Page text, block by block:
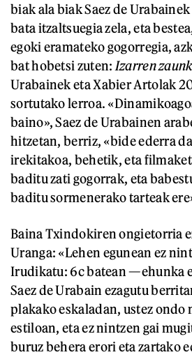
biak ala biak Saez de
bata itzaltsuegia zela, eta
egoki eramateko gogorregia,
bat hobetsi zuten: Izarren
Urabainek eta Xabier Artolak
sortutako lerroa.
baino», Saez de Urabainen
hitzetan, berriz, «bide ederra
irekitakoa, behetik, eta
baditu zati gogorrak, eta
baditu sormenerako tarteak
Baina Txindokiren ongietorria
Uranga: «Lehen egunean ez
Irudikatu: 6c batean —ehunka
Saez de Urabain ezagutu
plakako eskaladan, ustez ondo
estiloan, eta ez nintzen gai
buruz behera erori eta zartako